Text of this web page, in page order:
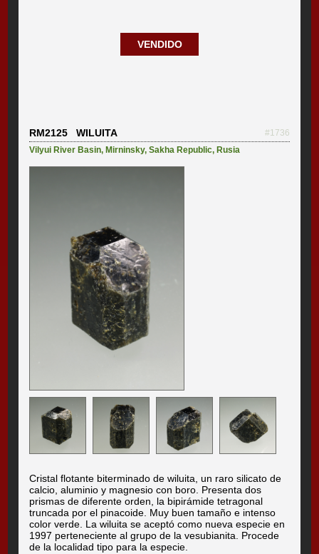
VENDIDO
RM2125 WILUITA
#1736
Vilyui River Basin, Mirninsky,Sakha Republic, Rusia
Cristal flotante biterminado de wiluita, un raro silicato de
calcio, aluminio y magnesio con boro. Presenta dos
prismas de diferente orden, la bipirámide tetragonal
truncada por el pinacoide. Muy buen tamaño e intenso
color verde. La wiluita se aceptó como nueva especie en
1997 perteneciente al grupo de la vesubianita. Procede
de la localidad tipo para la especie.